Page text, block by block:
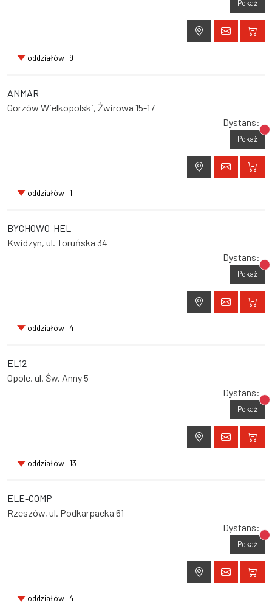
Pokaż
oddziałów: 9
ANMAR
Gorzów Wielkopolski, Żwirowa 15-17
Dystans:
Pokaż
oddziałów: 1
BYCHOWO-HEL
Kwidzyn, ul. Toruńska 34
Dystans:
Pokaż
oddziałów: 4
EL12
Opole, ul. Św. Anny 5
Dystans:
Pokaż
oddziałów: 13
ELE-COMP
Rzeszów, ul. Podkarpacka 61
Dystans:
Pokaż
oddziałów: 4